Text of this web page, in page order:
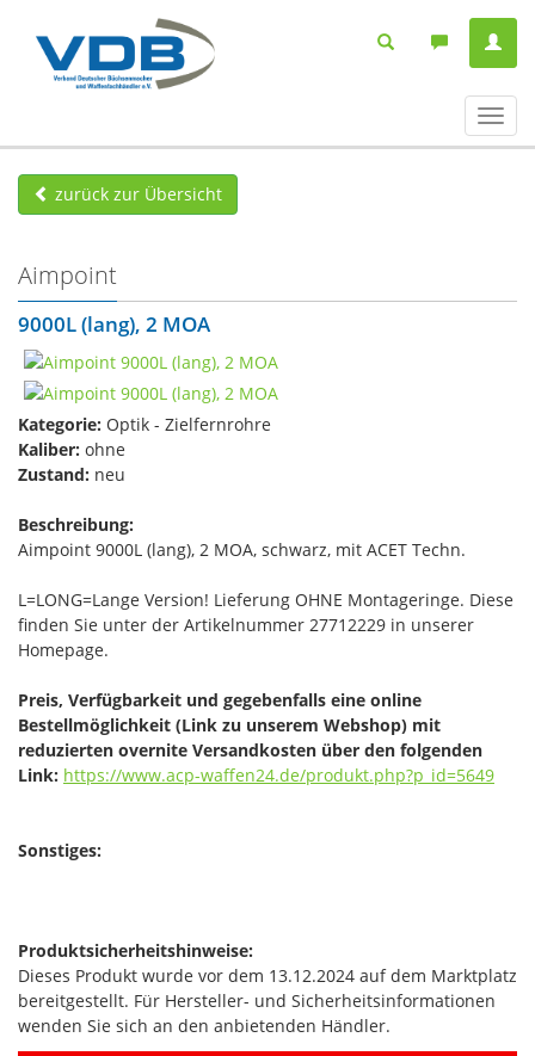
ein-/
zurück zur Übersicht
Aimpoint
9000L (lang), 2 MOA
Kategorie: Optik - Zielfernrohre
Kaliber: ohne
Zustand: neu
Beschreibung:
Aimpoint 9000L (lang), 2 MOA, schwarz, mit ACET Techn.
L=LONG=Lange Version! Lieferung OHNE Montageringe. Diese
finden Sie unter der Artikelnummer 27712229 in unserer
Homepage.
Preis, Verfügbarkeit und gegebenfalls eine online
Bestellmöglichkeit (Link zu unserem Webshop) mit
reduzierten overnite Versandkosten über den folgenden
Link: https://www.acp-waffen24.de/produkt.php?p_id=5649
Sonstiges:
Produktsicherheitshinweise:
Dieses Produkt wurde vor dem 13.12.2024 auf dem Marktplatz
bereitgestellt. Für Hersteller- und Sicherheitsinformationen
wenden Sie sich an den anbietenden Händler.